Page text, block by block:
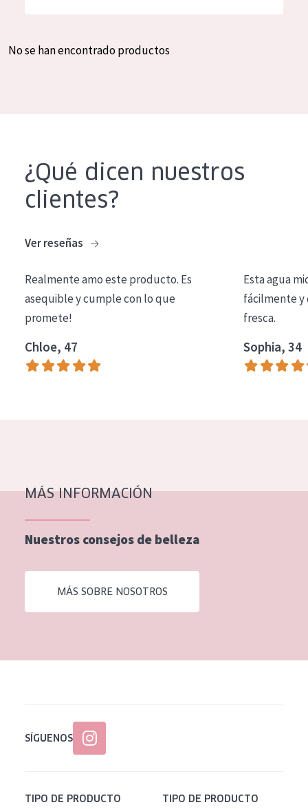
Crema de día
Crema de noche
Limpieza
COLECCIÓN
Essentials
Lift+
Piel normal y seca
Piel mixata o grasa
Piel madura
Piel expuesta al sol
Piel menopáusica
Todas las edades
Spanish
No se han encontrado productos
¿Qué dicen nuestros
clientes?
Ver reseñas
Realmente amo este producto. Es
asequible y cumple con lo que
promete!
Chloe, 47
Esta agua
fácilmente y
fresca.
Sophia, 34
MÁS INFORMACIÓN
Nuestros consejos de belleza
MÁS SOBRE NOSOTROS
SÍGUENOS
TIPO DE PRODUCTO TIPO DE PRODUCTO